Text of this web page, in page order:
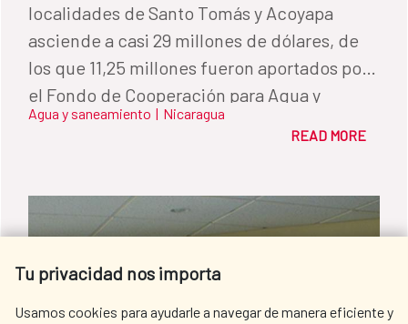
localidades de Santo Tomás y Acoyapa
asciende a casi 29 millones de dólares, de
los que 11,25 millones fueron aportados por
el Fondo de Cooperación para Agua y
Saneamiento de la AECID.
Agua y saneamiento | Nicaragua
READ MORE
Tu privacidad nos importa
Usamos cookies para ayudarle a navegar de manera eficiente y